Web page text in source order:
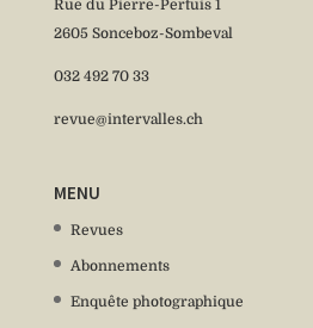
Rue du Pierre-Pertuis 1
2605 Sonceboz-Sombeval
032 492 70 33
revue@intervalles.ch
MENU
Revues
Abonnements
Enquête photographique